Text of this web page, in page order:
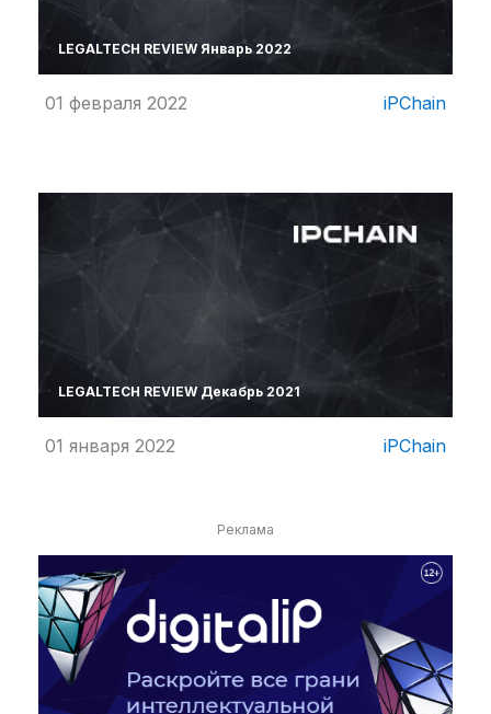
LEGALTECH REVIEW Январь 2022
01 февраля 2022 iPChain
LEGALTECH REVIEW Декабрь 2021
01 января 2022 iPChain
Реклама